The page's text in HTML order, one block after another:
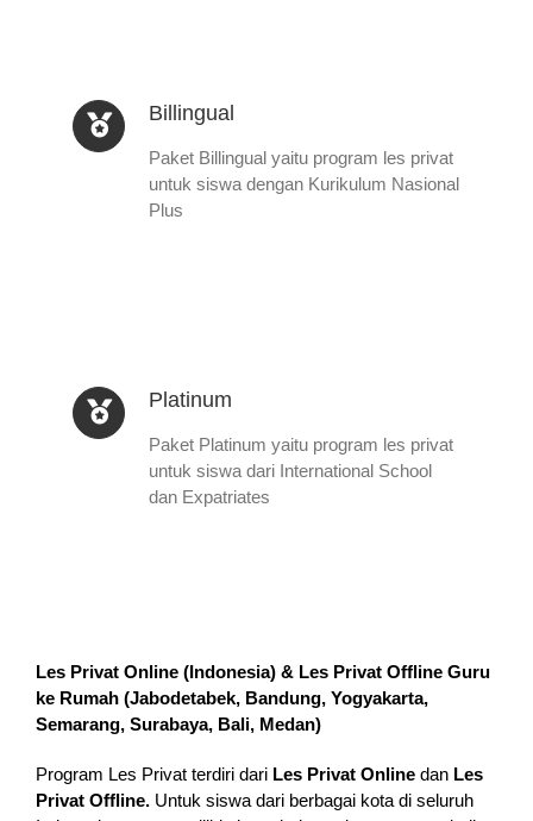
Billingual
Paket Billingual yaitu program les privat
untuk siswa dengan Kurikulum Nasional
Plus
Platinum
Paket Platinum yaitu program les privat
untuk siswa dari International School
dan Expatriates
Les Privat Online (Indonesia) & Les Privat Offline Guru
ke Rumah (Jabodetabek, Bandung, Yogyakarta,
Semarang, Surabaya, Bali, Medan)
Program Les Privat terdiri dari Les Privat Online dan Les
Privat Offline. Untuk siswa dari berbagai kota di seluruh